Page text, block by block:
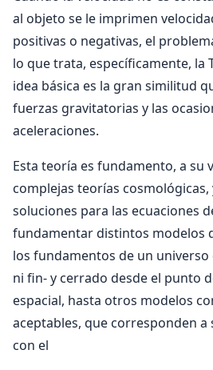
al objeto se le imprimen
positivas o negativas, el
lo que trata, específicamente, la
idea básica es la gran simili­tud
fuerzas gravitatorias y las
aceleraciones.
Esta teoría es fundamento, a su
complejas teorías
soluciones para las ecuaciones
fundamentar distintos modelos
los fundamentos de un
ni fin- y cerrado desde el punto
espacial, hasta otros modelos
aceptables, que corresponden a
con el